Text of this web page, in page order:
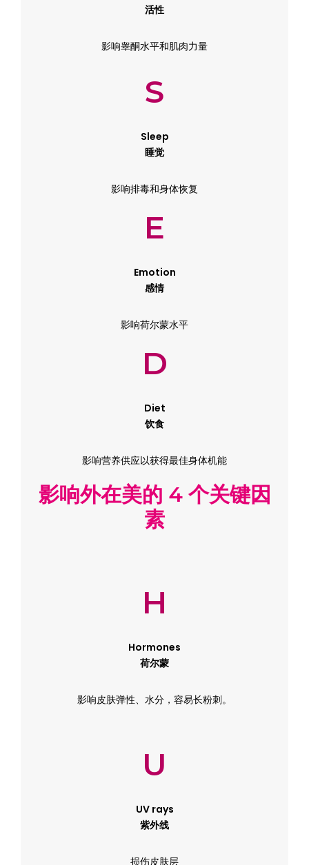
活性
影响睾酮水平和肌肉力量
S
Sleep
睡觉
影响排毒和身体恢复
E
Emotion
感情
影响荷尔蒙水平
D
Diet
饮食
影响营养供应以获得最佳身体机能
影响外在美的 4 个关键因
素
H
Hormones
荷尔蒙
影响皮肤弹性、水分，容易长粉刺。
U
UV rays
紫外线
损伤皮肤层